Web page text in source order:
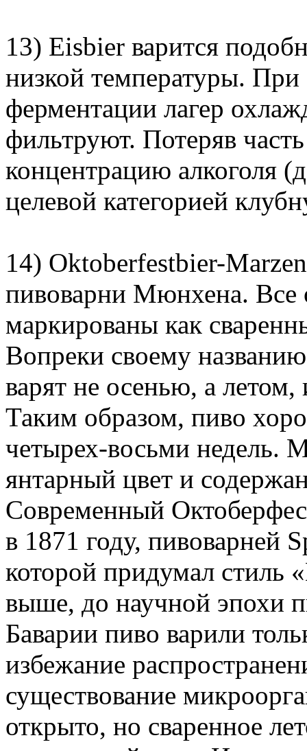
13) Eisbier варится
низкой температуры. При
ферментации лагер
фильтруют. Потеряв
концентрацию алкоголя
целевой категорией
14) Oktoberfestbier-
пивоварни Мюнхена. Все
маркированы как
Вопреки своему
варят не осенью, а
Таким образом, пиво
четырех-восьми недель.
янтарный цвет и
Современный
в 1871 году, пивоварней
которой придумал стиль
выше, до научной эпохи
Баварии пиво варили
избежание
существование
открыто, но сваренное